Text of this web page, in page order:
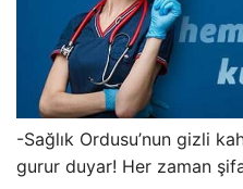
-Sağlık Ordusu’nun gizli
gurur duyar! Her zaman